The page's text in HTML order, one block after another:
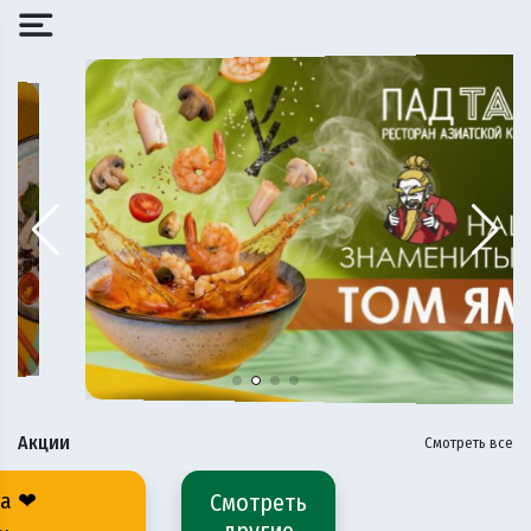
Акции Смотреть все
Бонусная система ❤